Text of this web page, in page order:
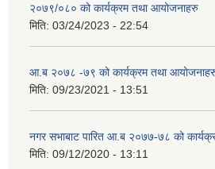
२०७९/०८० को कार्यक्रम तथा आयोजनाहरु
मिति: 03/24/2023 - 22:54
आ.ब २०७८ -७९ को कार्यक्रम तथा
मिति: 09/23/2021 - 13:51
नगर सभाबाट पारित आ.ब २०७७-७८ को
मिति: 09/12/2020 - 13:11